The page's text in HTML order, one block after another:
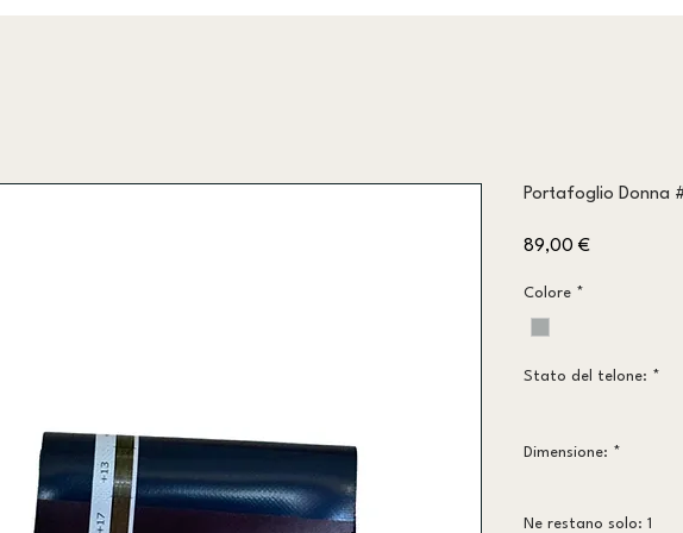
Portafoglio Donna
89,00 €Prezzo
Colore *
Stato del telone: *
Dimensione: *
Ne restano solo: 1